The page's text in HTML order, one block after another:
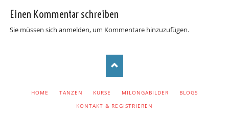
Einen Kommentar schreiben
Sie müssen sich anmelden, um Kommentare hinzuzufügen.
NAVIGATION
HOME TANZEN KURSE MILONGABILDER
BLOGS
KONTAKT & REGISTRIEREN